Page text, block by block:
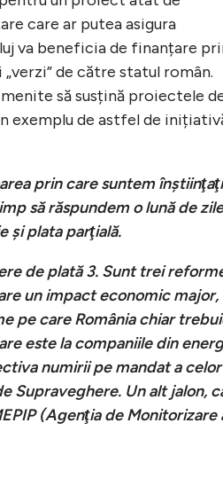
care ar putea asigura
va beneficia de finanțare
de către statul român.
să susțină proiectele
exemplu de astfel de
prin care suntem înştiinţaţi
să răspundem o lună de
şi plata parţială.
de plată 3. Sunt trei
un impact economic major,
pe care România chiar
este la companiile din
numirii pe mandat a celor
Supraveghere. Un alt jalon,
(Agenţia de Monitorizare